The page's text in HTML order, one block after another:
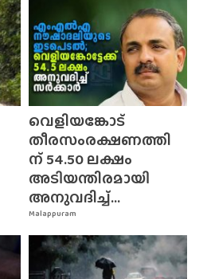
Malappuram
വെളിയങ്കോട്
തീരസംരക്ഷണത്തി
ന് 54.50 ലക്ഷം
അടിയന്തിരമായി
അനുവദിച്ച്...